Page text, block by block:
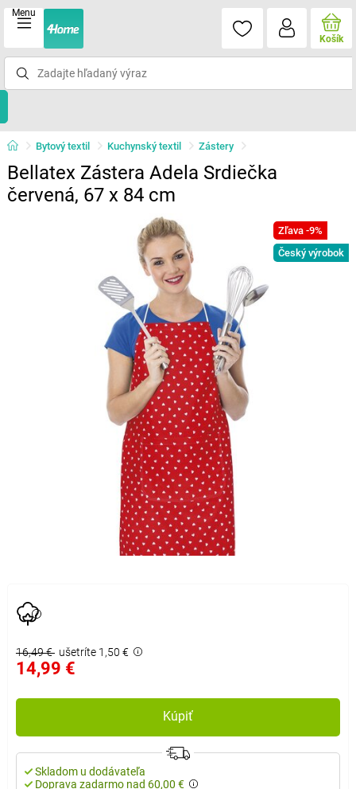
Menu
Košík
Bytový textil Kuchynský textil Zástery
Bellatex Zástera Adela Srdiečka
červená, 67 x 84 cm
Zľava -9%
Český výrobok
16,49 € ušetríte 1,50 €
14,99 €
Kúpiť
Skladom u dodávateľa
Doprava zadarmo nad 60,00 €